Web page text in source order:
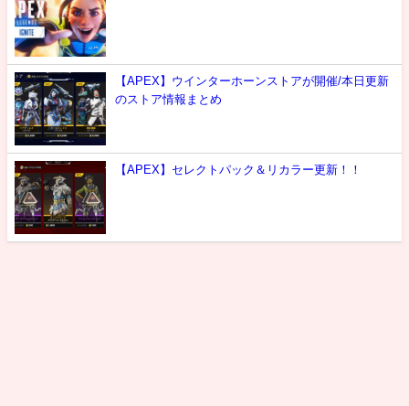
【APEX】ウインターホーンストアが開催/本日更新
のストア情報まとめ
【APEX】セレクトパック＆リカラー更新！！